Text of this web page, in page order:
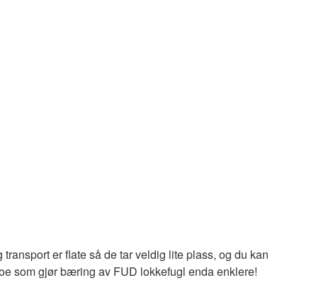
er flate så de tar veldig lite plass, og du kan
som gjør bæring av FUD lokkefugl enda enklere!